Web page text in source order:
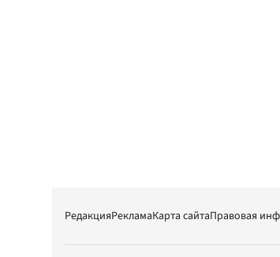
РедакцияРекламаКарта сайтаПравовая